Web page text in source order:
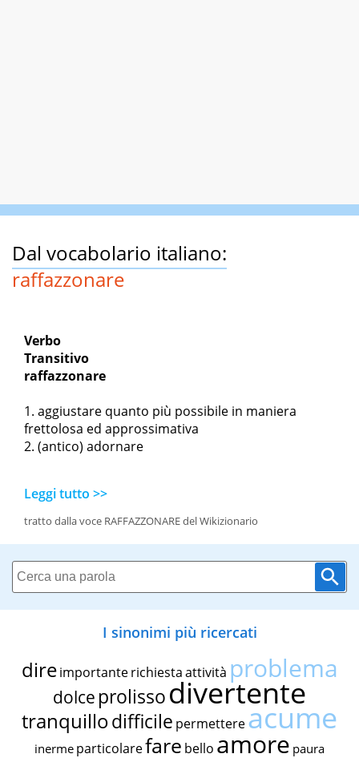
Dal vocabolario italiano:
raffazzonare
Verbo
Transitivo
raffazzonare
aggiustare quanto più possibile in maniera
frettolosa ed approssimativa
(antico) adornare
Leggi tutto >>
tratto dalla voce RAFFAZZONARE del Wikizionario
I sinonimi più ricercati
dire importante richiestaattività problema
dolce prolissodivertente
tranquillodifficile permettereacume
inerme particolarefare bello amore paura